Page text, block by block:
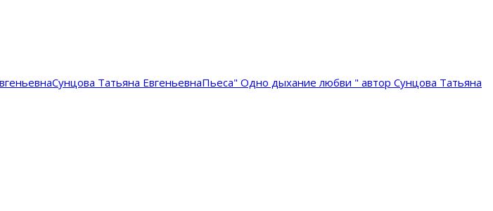
Сунцова Татьяна ЕвгеньевнаПьеса" Одно дыхание любви " автор Сунцова Татьяна